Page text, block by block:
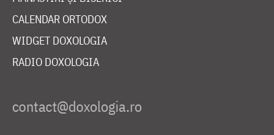
CALENDAR ORTODOX
WIDGET DOXOLOGIA
RADIO DOXOLOGIA